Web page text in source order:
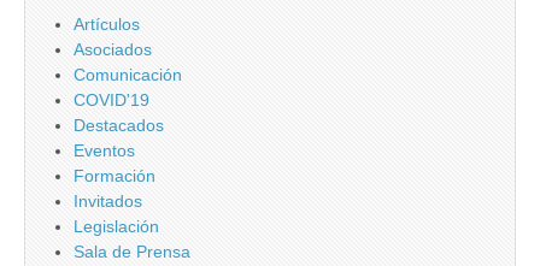
Artículos
Asociados
Comunicación
COVID'19
Destacados
Eventos
Formación
Invitados
Legislación
Sala de Prensa